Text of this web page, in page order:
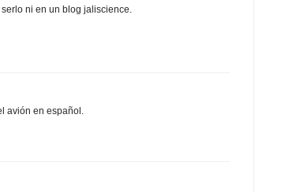
ni en un blog jaliscience.
avión en español.